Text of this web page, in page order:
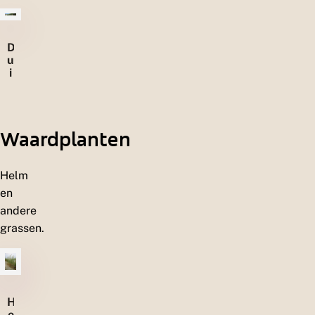
D
u
i
Waardplanten
Helm
en
andere
grassen.
H